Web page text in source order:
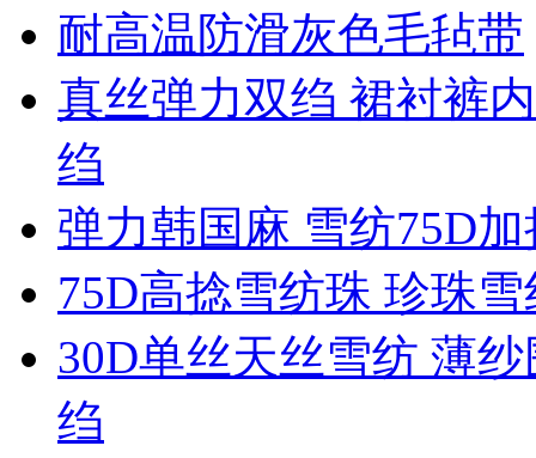
耐高温防滑灰色毛毡带
真丝弹力双绉 裙衬裤
绉
弹力韩国麻 雪纺75D
75D高捻雪纺珠 珍珠
30D单丝天丝雪纺 薄
绉